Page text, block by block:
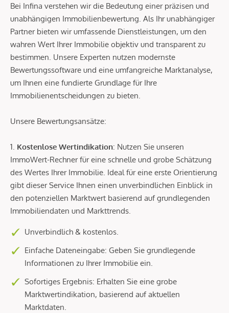
Bei Infina verstehen wir die Bedeutung einer präzisen und
unabhängigen Immobilienbewertung. Als Ihr unabhängiger
Partner bieten wir umfassende Dienstleistungen, um den
wahren Wert Ihrer Immobilie objektiv und transparent zu
bestimmen. Unsere Experten nutzen modernste
Bewertungssoftware und eine umfangreiche Marktanalyse,
um Ihnen eine fundierte Grundlage für Ihre
Immobilienentscheidungen zu bieten.
Unsere Bewertungsansätze:
1. Kostenlose Wertindikation: Nutzen Sie unseren
ImmoWert-Rechner für eine schnelle und grobe Schätzung
des Wertes Ihrer Immobilie. Ideal für eine erste Orientierung
gibt dieser Service Ihnen einen unverbindlichen Einblick in
den potenziellen Marktwert basierend auf grundlegenden
Immobiliendaten und Markttrends.
Unverbindlich & kostenlos.
Einfache Dateneingabe: Geben Sie grundlegende
Informationen zu Ihrer Immobilie ein.
Sofortiges Ergebnis: Erhalten Sie eine grobe
Marktwertindikation, basierend auf aktuellen
Marktdaten.